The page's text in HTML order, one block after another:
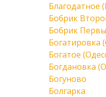
Благодатное
Бобрик
Бобрик
Богатировка
Богатое
Богдановка
Богуново
Болгарка